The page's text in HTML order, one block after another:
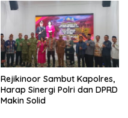
Rejikinoor Sambut Kapolres,
Harap Sinergi Polri dan DPRD
Makin Solid